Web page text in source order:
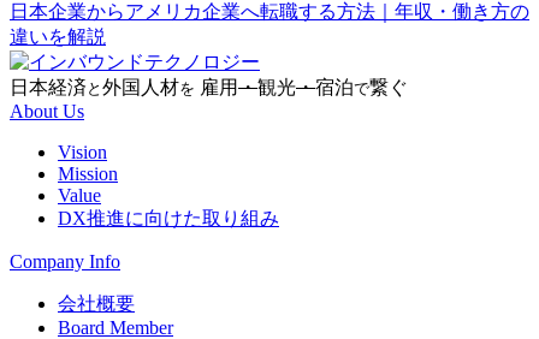
日本企業からアメリカ企業へ転職する方法｜年収・働き方の
違いを解説
日本経済 と 外国人材を 雇用・観光・宿泊で繋ぐ
About Us
Vision
Mission
Value
DX推進に向けた取り組み
Company Info
会社概要
Board Member